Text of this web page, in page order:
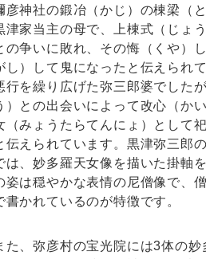
彦神社の鍛冶（かじ）の棟梁（
津家当主の母で、上棟式（じょ
の争いに敗れ、その悔（くや）
し）して鬼になったと伝えられ
行を繰り広げた弥三郎婆でした
）との出会いによって改心（か
（みょうたらてんにょ）として
伝えられています。黒津弥三郎
は、妙多羅天女像を描いた掛軸
姿は穏やかな表情の尼僧像で、
書かれているのが特徴です。
、弥彦村の宝光院には3体の妙